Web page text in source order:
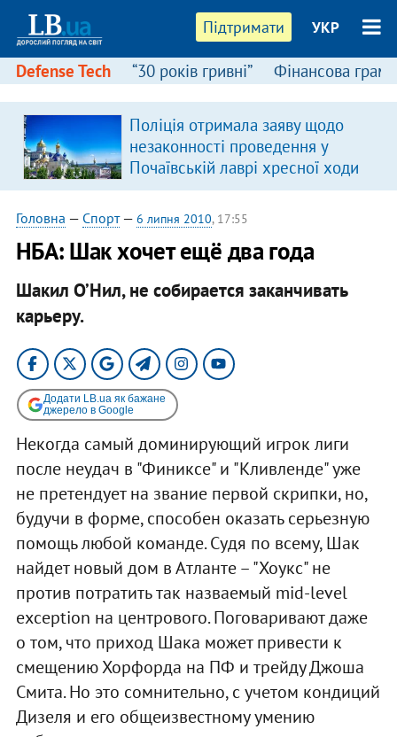
Підтримати УКР
Defense Tech “30 років гривні” Фінансова
Поліція отримала заяву щодо
незаконності проведення у
Почаївській лаврі хресної ходи
Головна — Спорт— 6 липня 2010, 17:55
НБА: Шак хочет ещё два года
Шакил О’Нил, не собирается заканчивать
карьеру.
Додати LB.ua як бажане
джерело в Google
Некогда самый доминирующий игрок лиги
после неудач в "Финиксе" и "Кливленде" уже
не претендует на звание первой скрипки, но,
будучи в форме, способен оказать серьезную
помощь любой команде. Судя по всему, Шак
найдет новый дом в Атланте – "Хоукс" не
против потратить так назваемый mid-level
exception на центрового. Поговаривают даже
о том, что приход Шака может привести к
смещению Хорфорда на ПФ и трейду Джоша
Смита. Но это сомнительно, с учетом кондиций
Дизеля и его общеизвестному умению